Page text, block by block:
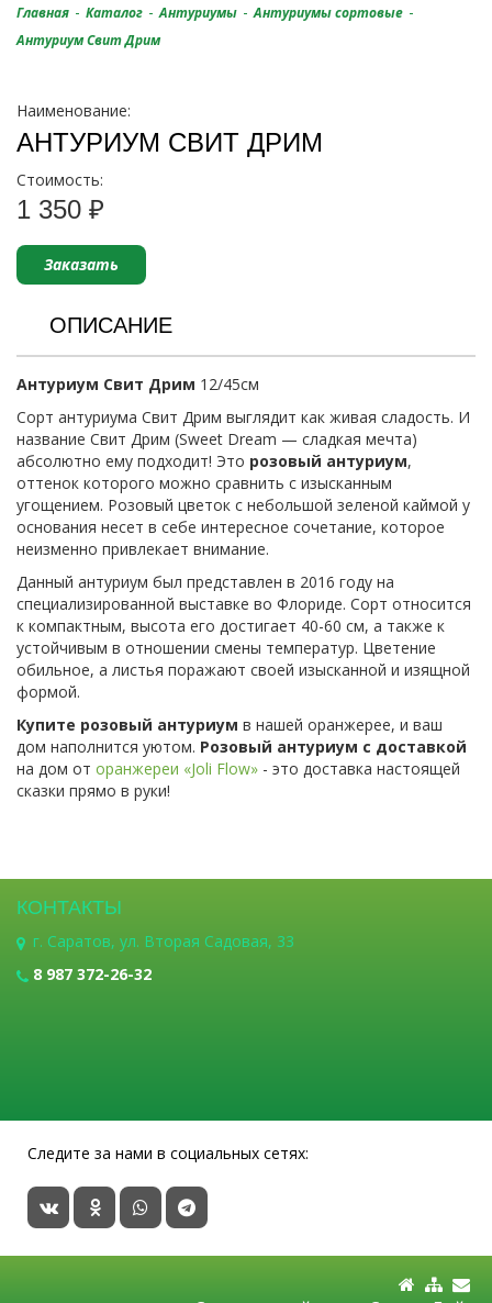
Главная - Каталог - Антуриумы - Антуриумы сортовые -
Антуриум Свит Дрим
Наименование:
АНТУРИУМ СВИТ ДРИМ
Стоимость:
1 350 ₽
Заказать
ОПИСАНИЕ
Антуриум Свит Дрим 12/45см
Сорт антуриума Свит Дрим выглядит как живая сладость. И
название Свит Дрим (Sweet Dream — сладкая мечта)
абсолютно ему подходит! Это розовый антуриум,
оттенок которого можно сравнить с изысканным
угощением. Розовый цветок с небольшой зеленой каймой у
основания несет в себе интересное сочетание, которое
неизменно привлекает внимание.
Данный антуриум был представлен в 2016 году на
специализированной выставке во Флориде. Сорт относится
к компактным, высота его достигает 40-60 см, а также к
устойчивым в отношении смены температур. Цветение
обильное, а листья поражают своей изысканной и изящной
формой.
Купите розовый антуриум в нашей оранжерее, и ваш
дом наполнится уютом. Розовый антуриум с доставкой
на дом от оранжереи «Joli Flow» - это доставка настоящей
сказки прямо в руки!
КОНТАКТЫ
г. Саратов, ул. Вторая Садовая, 33
8 987 372-26-32
Следите за нами в социальных сетях: